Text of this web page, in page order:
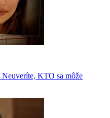
Neuveríte, KTO sa môže